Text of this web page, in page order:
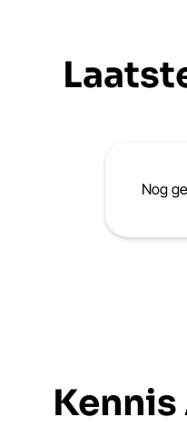
Nog